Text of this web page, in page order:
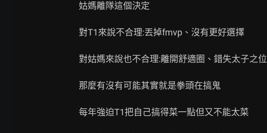
姑媽離隊這個決定
對T1來說不合理:丟掉fmvp、沒有更好選擇
對姑媽來說也不合理:離開舒適圈、錯失太子之位
那麼有沒有可能其實就是拳頭在搞鬼
每年強迫T1把自己搞得菜一點但又不能太菜